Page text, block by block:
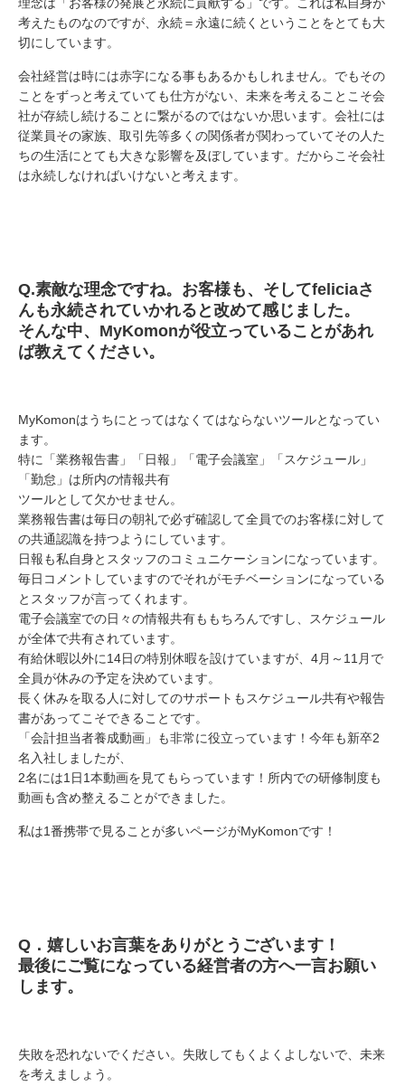
考えたものなのですが、永続＝永遠に続くということをとても大
切にしています。
会社経営は時には赤字になる事もあるかもしれません。でもその
ことをずっと考えていても仕方がない、未来を考えることこそ会
社が存続し続けることに繋がるのではないか思います。会社には
従業員その家族、取引先等多くの関係者が関わっていてその人た
ちの生活にとても大きな影響を及ぼしています。だからこそ会社
は永続しなければいけないと考えます。
Q.素敵な理念ですね。お客様も、そしてfeliciaさ
んも永続されていかれると改めて感じました。
そんな中、 MyKomonが役立っていることがあれ
ば教えてください。
MyKomonはうちにとってはなくてはならないツールとなってい
ます。
特に「業務報告書」「日報」「電子会議室」「スケジュール」
「勤怠」は所内の情報共有
ツールとして欠かせません。
業務報告書は毎日の朝礼で必ず確認して全員でのお客様に対して
の共通認識を持つようにしています。
日報も私自身とスタッフのコミュニケーションになっています。
毎日コメントしていますのでそれがモチベーションになっている
とスタッフが言ってくれます。
電子会議室での日々の情報共有ももちろんですし、スケジュール
が全体で共有されています。
有給休暇以外に14日の特別休暇を設けていますが、4月～11月で
全員が休みの予定を決めています。
長く休みを取る人に対してのサポートもスケジュール共有や報告
書があってこそできることです。
「会計担当者養成動画」も非常に役立っています！今年も新卒2
名入社しましたが、
2名には1日1本動画を見てもらっています！所内での研修制度も
動画も含め整えることができました。
私は1番携帯で見ることが多いページがMyKomonです！
Q ．嬉しいお言葉をありがとうございます！
最後にご覧になっている経営者の方へ一言お願い
します。
失敗を恐れないでください。失敗してもくよくよしないで、未来
を考えましょう。